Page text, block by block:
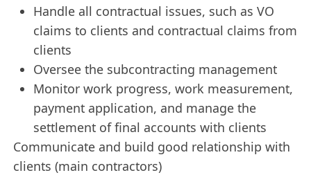
Handle all contractual issues, such as VO
claims to clients and contractual claims from
clients
Oversee the subcontracting management
Monitor work progress, work measurement,
payment application, and manage the
settlement of final accounts with clients
Communicate and build good relationship with
clients (main contractors)